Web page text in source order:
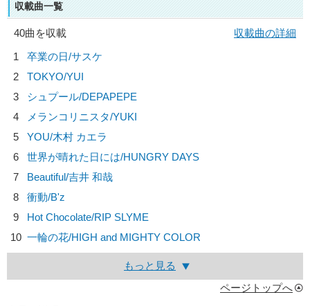
収載曲一覧
40曲を収載
収載曲の詳細
1
卒業の日/サスケ
2
TOKYO/YUI
3
シュプール/DEPAPEPE
4
メランコリニスタ/YUKI
5
YOU/木村 カエラ
6
世界が晴れた日には/HUNGRY DAYS
7
Beautiful/吉井 和哉
8
衝動/B'z
9
Hot Chocolate/RIP SLYME
10 一輪の花/HIGH and MIGHTY COLOR
もっと見る
ページトップへ